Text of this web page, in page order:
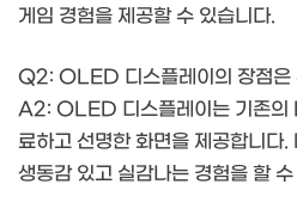
게임 경험을 제공할 수 있습니다.
Q2: OLED 디스플레이의 장점은
A2: OLED 디스플레이는 기존의
료하고 선명한 화면을 제공합니다
생동감 있고 실감나는 경험을 할